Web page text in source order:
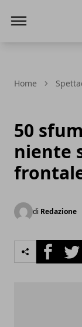
Home
50
niente
di Redazione
Facebook